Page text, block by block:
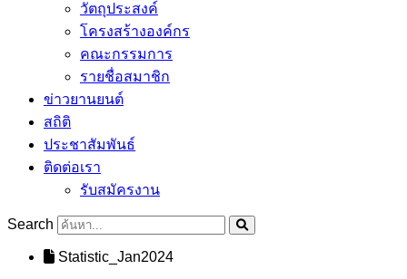
วัตถุประสงค์
โครงสร้างองค์กร
คณะกรรมการ
รายชื่อสมาชิก
ข่าวยานยนต์
สถิติ
ประชาสัมพันธ์
ติดต่อเรา
รับสมัครงาน
Search
Statistic_Jan2024